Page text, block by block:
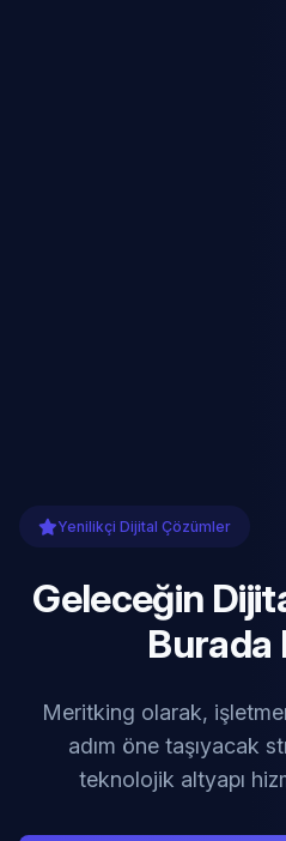
Yenilikçi Dijital Çözümler
Geleceğin
Burada
Meritking olarak,
adım öne taşıyacak
teknolojik altyapı